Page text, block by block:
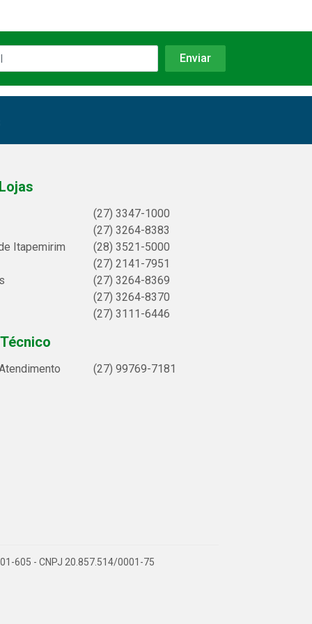
(27) 3347-1000
(27) 3264-8383
Itapemirim
(28) 3521-5000
(27) 2141-7951
(27) 3264-8369
(27) 3264-8370
(27) 3111-6446
(27) 99769-7181
605 - CNPJ 20.857.514/0001-75